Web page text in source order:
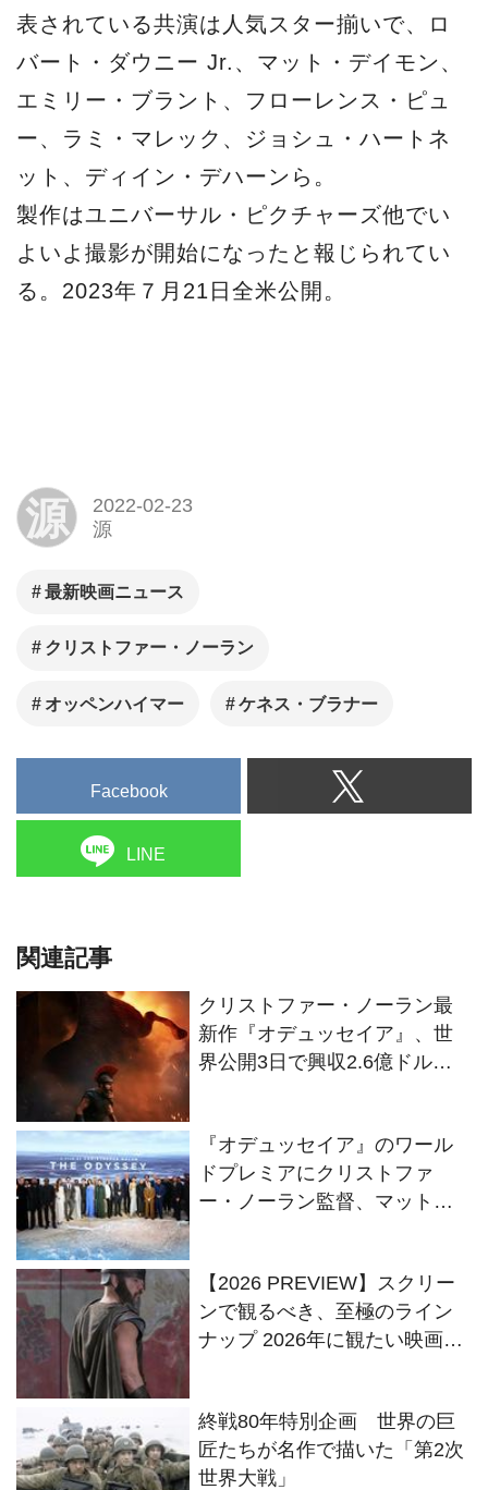
表されている共演は人気スター揃いで、ロ
バート・ダウニー Jr.、マット・デイモン、
エミリー・ブラント、フローレンス・ピュ
ー、ラミ・マレック、ジョシュ・ハートネ
ット、ディイン・デハーンら。
製作はユニバーサル・ピクチャーズ他でい
よいよ撮影が開始になったと報じられてい
る。2023年７月21日全米公開。
源
2022-02-23
源
最新映画ニュース
クリストファー・ノーラン
オッペンハイマー ケネス・ブラナー
Facebook
LINE
関連記事
クリストファー・ノーラン最
新作『オデュッセイア』、世
界公開3日で興収2.6億ドルの
『オデュッセイア』のワール
ドプレミアにクリストファ
ー・ノーラン監督、マット・
【2026 PREVIEW】スクリー
ンで観るべき、至極のライン
ナップ 2026年に観たい映画、
終戦80年特別企画 世界の巨
匠たちが名作で描いた「第2次
世界大戦」